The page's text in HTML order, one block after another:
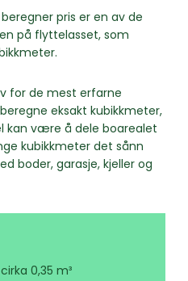
pris er en av de
på flyttelasset, som
for de mest erfarne
eksakt kubikkmeter,
kan være å dele boarealet
kubikkmeter det sånn
boder, garasje, kjeller og
0,35 m³